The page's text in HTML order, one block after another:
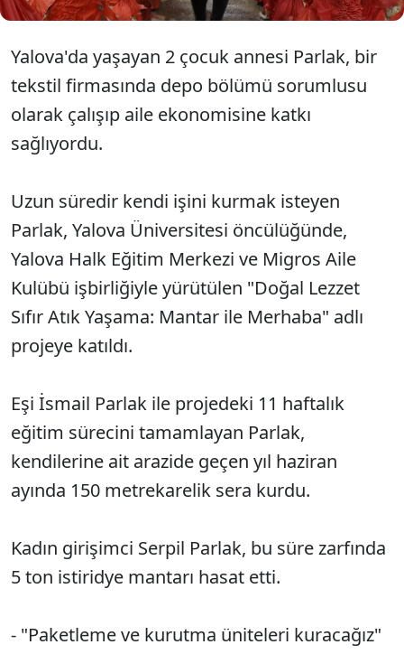
Yalova'da yaşayan 2 çocuk annesi Parlak, bir
tekstil firmasında depo bölümü sorumlusu
olarak çalışıp aile ekonomisine katkı
sağlıyordu.
Uzun süredir kendi işini kurmak isteyen
Parlak, Yalova Üniversitesi öncülüğünde,
Yalova Halk Eğitim Merkezi ve Migros Aile
Kulübü işbirliğiyle yürütülen "Doğal Lezzet
Sıfır Atık Yaşama: Mantar ile Merhaba" adlı
projeye katıldı.
Eşi İsmail Parlak ile projedeki 11 haftalık
eğitim sürecini tamamlayan Parlak,
kendilerine ait arazide geçen yıl haziran
ayında 150 metrekarelik sera kurdu.
Kadın girişimci Serpil Parlak, bu süre zarfında
5 ton istiridye mantarı hasat etti.
- "Paketleme ve kurutma üniteleri kuracağız"